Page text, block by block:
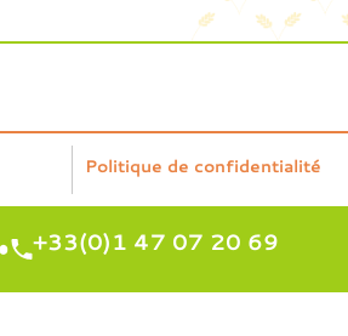
Politique de confidentialité
+33(0)1 47 07 20 69